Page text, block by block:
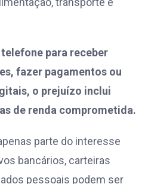
para receber
fazer pagamentos ou
o prejuízo inclui
de renda comprometida.
parte do interesse
bancários, carteiras
pessoais podem ser